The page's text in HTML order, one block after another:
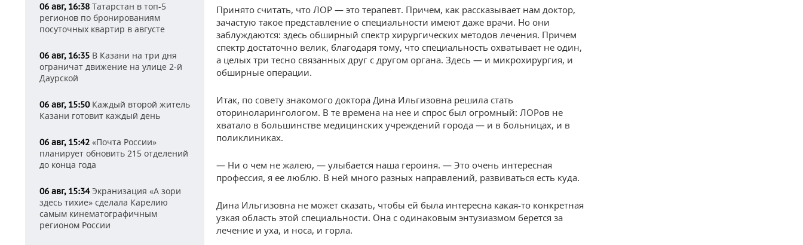
06 авг, 16:38 Татарстан в топ-5
регионов по бронированиям
посуточных квартир в августе
06 авг, 16:35 В Казани на три дня
ограничат движение на улице 2-й
Даурской
06 авг, 15:50Каждый второй житель
Казани готовит каждый день
06 авг, 15:42 «Почта России»
планирует обновить 215 отделений
до конца года
06 авг, 15:34Экранизация «А зори
здесь тихие» сделала Карелию
самым кинематографичным
регионом России
Принято считать, что ЛОР — это терапевт. Причем, как рассказывает нам доктор,
зачастую такое представление о специальности имеют даже врачи. Но они
заблуждаются: здесь обширный спектр хирургических методов лечения. Причем
спектр достаточно велик, благодаря тому, что специальность охватывает не один,
а целых три тесно связанных друг с другом органа. Здесь — и микрохирургия, и
обширные операции.
Итак, по совету знакомого доктора Дина Ильгизовна решила стать
оториноларингологом. В те времена на нее и спрос был огромный: ЛОРов не
хватало в большинстве медицинских учреждений города — и в больницах, и в
поликлиниках.
— Ни о чем не жалею, — улыбается наша героиня. — Это очень интересная
профессия, я ее люблю. В ней много разных направлений, развиваться есть куда.
Дина Ильгизовна не может сказать, чтобы ей была интересна какая-то конкретная
узкая область этой специальности. Она с одинаковым энтузиазмом берется за
лечение и уха, и носа, и горла.